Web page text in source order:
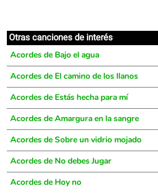
Otras canciones de interés
Acordes de Bajo el agua
Acordes de El camino de los llanos
Acordes de Estás hecha para mí
Acordes de Amargura en la sangre
Acordes de Sobre un vidrio mojado
Acordes de No debes Jugar
Acordes de Hoy no